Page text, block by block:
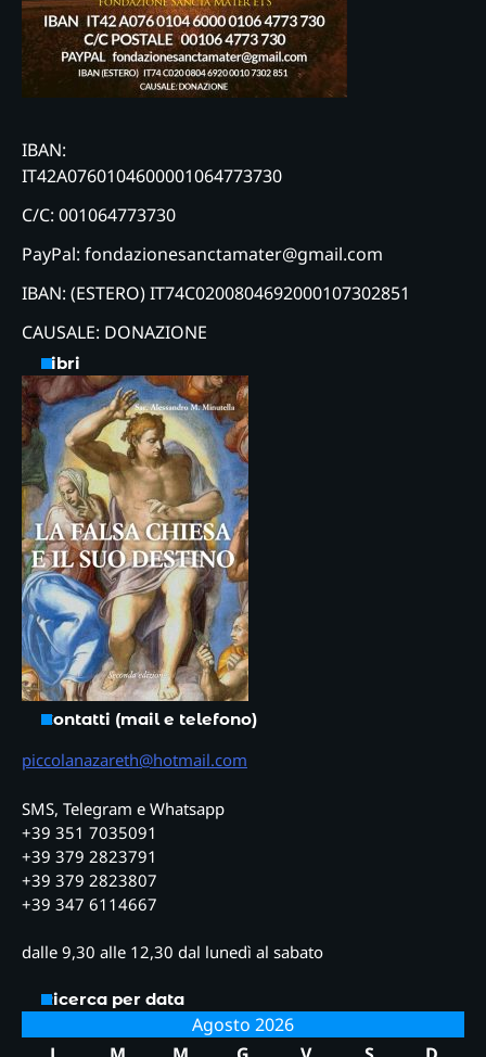
IBAN:
IT42A0760104600001064773730
C/C: 001064773730
PayPal: fondazionesanctamater@gmail.com
IBAN: (ESTERO) IT74C0200804692000107302851
CAUSALE: DONAZIONE
Libri
Contatti (mail e telefono)
piccolanazareth@hotmail.com
SMS, Telegram e Whatsapp
+39 351 7035091
+39 379 2823791
+39 379 2823807
+39 347 6114667
dalle 9,30 alle 12,30 dal lunedì al sabato
Ricerca per data
Agosto 2026